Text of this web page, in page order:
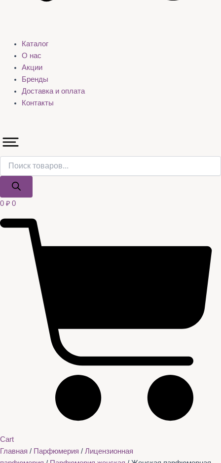
Каталог
О нас
Акции
Бренды
Доставка и оплата
Контакты
0 ₽ 0
Cart
Главная / Парфюмерия / Лицензионная